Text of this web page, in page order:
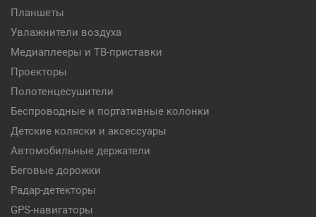
Планшеты
Увлажнители воздуха
Медиаплееры и ТВ-приставки
Проекторы
Полотенцесушители
Беспроводные и портативные колонки
Детские коляски и аксессуары
Автомобильные держатели
Беговые дорожки
Радар-детекторы
GPS-навигаторы